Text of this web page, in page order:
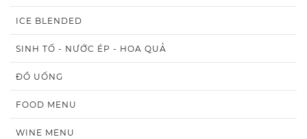
ICE BLENDED
SINH TỐ - NƯỚC ÉP - HOA QUẢ
ĐỒ UỐNG
FOOD MENU
WINE MENU